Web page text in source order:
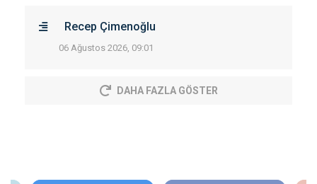
Recep Çimenoğlu
06 Ağustos 2026, 09:01
DAHA FAZLA GÖSTER